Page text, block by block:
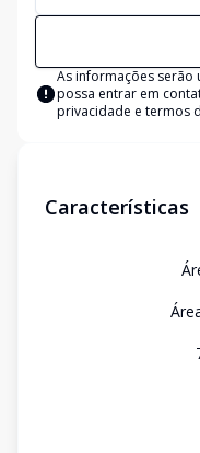
As informações serão
possa entrar em
privacidade e termos
Características